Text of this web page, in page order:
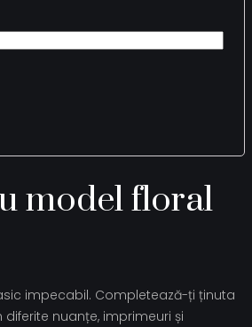
model floral
impecabil. Completează-ți ținuta
nuanțe, imprimeuri și